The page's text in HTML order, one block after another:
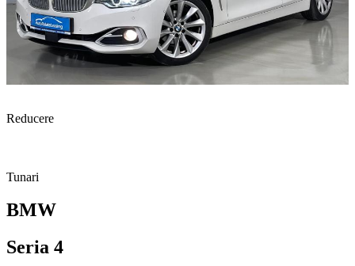
Reducere
Tunari
BMW
Seria 4